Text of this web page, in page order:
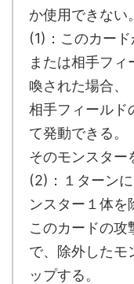
か使用できない。
(1)：このカード
または相手フ
喚された場合、
相手フィールド
て発動できる。
そのモンスター
(2)：１ターン
ンスター１体を
このカードの攻
で、除外したモ
ップする。